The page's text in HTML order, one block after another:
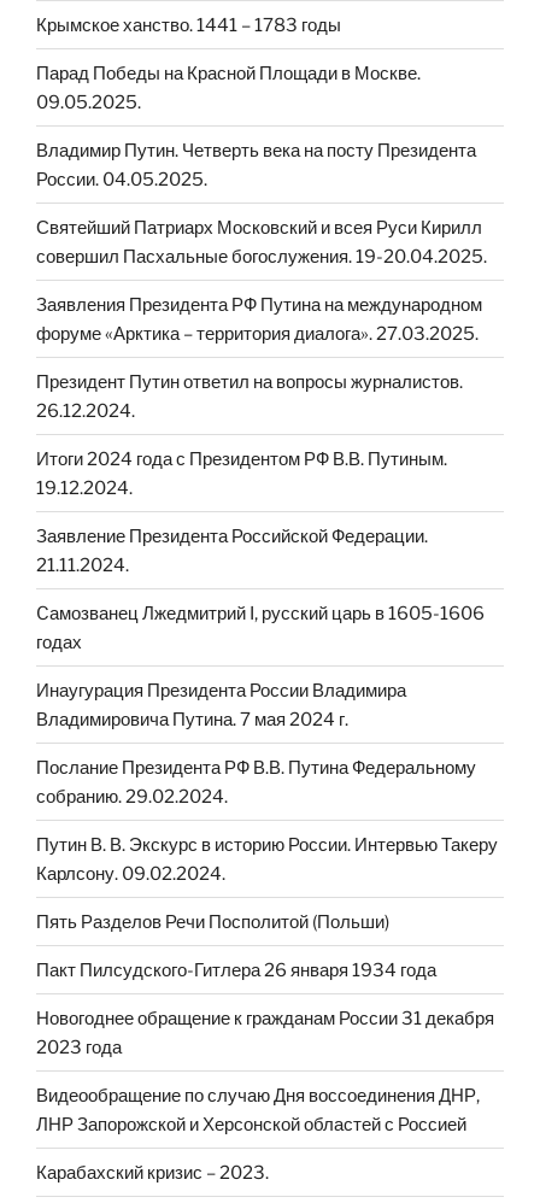
Крымское ханство. 1441 – 1783 годы
Парад Победы на Красной Площади в Москве.
09.05.2025.
Владимир Путин. Четверть века на посту Президента
России. 04.05.2025.
Святейший Патриарх Московский и всея Руси Кирилл
совершил Пасхальные богослужения. 19-20.04.2025.
Заявления Президента РФ Путина на международном
форуме «Арктика – территория диалога». 27.03.2025.
Президент Путин ответил на вопросы журналистов.
26.12.2024.
Итоги 2024 года с Президентом РФ В.В. Путиным.
19.12.2024.
Заявление Президента Российской Федерации.
21.11.2024.
Cамозванец Лжедмитрий I, русский царь в 1605-1606
годах
Инаугурация Президента России Владимира
Владимировича Путина. 7 мая 2024 г.
Послание Президента РФ В.В. Путина Федеральному
собранию. 29.02.2024.
Путин В. В. Экскурс в историю России. Интервью Такеру
Карлсону. 09.02.2024.
Пять Разделов Речи Посполитой (Польши)
Пакт Пилсудского-Гитлера 26 января 1934 года
Новогоднее обращение к гражданам России 31 декабря
2023 года
Видеообращение по случаю Дня воссоединения ДНР,
ЛНР Запорожской и Херсонской областей с Россией
Карабахский кризис – 2023.